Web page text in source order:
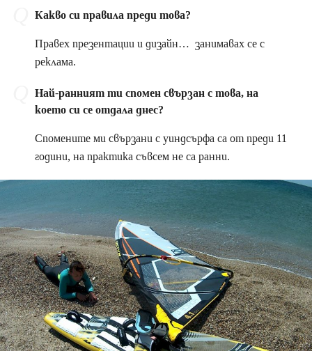
Какво си правила преди това?
Правех презентации и дизайн… занимавах се с
реклама.
Най-ранният ти спомен свързан с това, на
което си се отдала днес?
Спомените ми свързани с уиндсърфа са от преди 11
години, на практика съвсем не са ранни.